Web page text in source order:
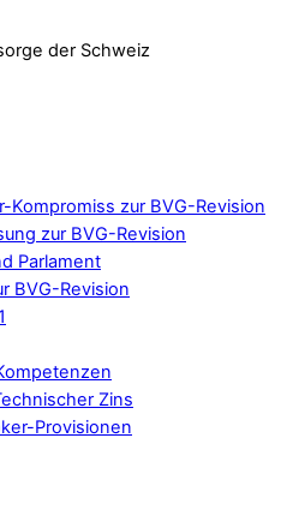
der Schweiz
Kompromiss zur BVG-Revision
zur BVG-Revision
Parlament
BVG-Revision
Zins
Provisionen